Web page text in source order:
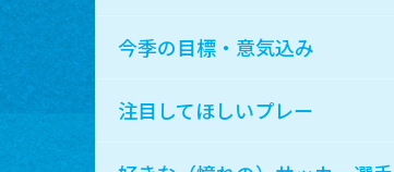
今季の目標・意気込み
注目してほしいプレー